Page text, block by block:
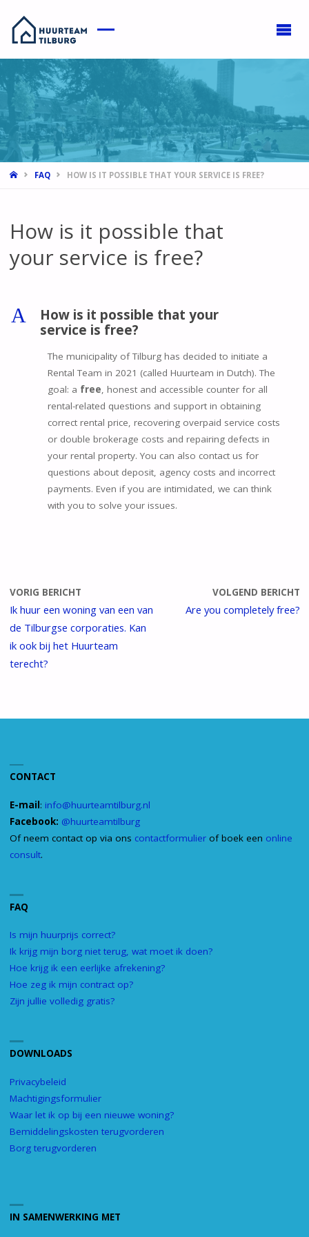
HOMEFAQ HOW IS IT POSSIBLE THAT YOUR SERVICE IS FREE?
How is it possible that
your service is free?
A
How is it possible that your
service is free?
The municipality of Tilburg has decided to initiate a
Rental Team in 2021 (called Huurteam in Dutch). The
goal: a free, honest and accessible counter for all
rental-related questions and support in obtaining
correct rental price, recovering overpaid service costs
or double brokerage costs and repairing defects in
your rental property. You can also contact us for
questions about deposit, agency costs and incorrect
payments. Even if you are intimidated, we can think
with you to solve your issues.
VORIG BERICHT
Ik huur een woning van een van
de Tilburgse corporaties. Kan
ik ook bij het Huurteam
terecht?
VOLGEND BERICHT
Are you completely free?
CONTACT
E-mail: info@huurteamtilburg.nl
Facebook: @huurteamtilburg
Of neem contact op via ons contactformulierof boek een online
consult.
FAQ
Is mijn huurprijs correct?
Ik krijg mijn borg niet terug, wat moet ik doen?
Hoe krijg ik een eerlijke afrekening?
Hoe zeg ik mijn contract op?
Zijn jullie volledig gratis?
DOWNLOADS
Privacybeleid
Machtigingsformulier
Waar let ik op bij een nieuwe woning?
Bemiddelingskosten terugvorderen
Borg terugvorderen
IN SAMENWERKING MET